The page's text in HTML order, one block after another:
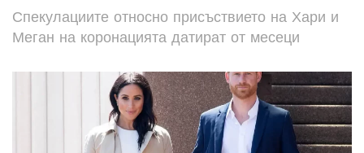
Спекулациите относно присъствието на Хари и
Меган на коронацията датират от месеци